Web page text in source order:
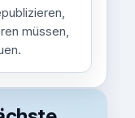
müssen,